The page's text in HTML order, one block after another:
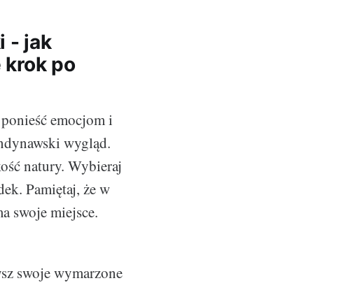
- jak
po
emocjom i
wygląd.
natury. Wybieraj
Pamiętaj, że w
swoje miejsce.
swoje wymarzone